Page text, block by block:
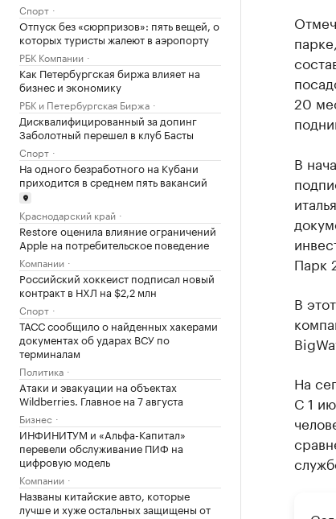
Спорт
Отпуск без «сюрпризов»: пять вещей, о
которых туристы жалеют в аэропорту
РБК Компании
Как Петербургская биржа влияет на
бизнес и экономику
РБК и Петербургская Биржа
Дисквалифицированный за допинг
Заболотный перешел в клуб Басты
Спорт
На одного безработного на Кубани
приходится в среднем пять вакансий
Краснодарский край
Restore оценила влияние ограничений
Apple на потребительское поведение
Компании
Российский хоккеист подписал новый
контракт в НХЛ на $2,2 млн
Спорт
ТАСС сообщило о найденных хакерами
документах об ударах ВСУ по
терминалам
Политика
Атаки и эвакуации на объектах
Wildberries. Главное на 7 августа
Бизнес
ИНФИНИТУМ и «Альфа-Капитал»
перевели обслуживание ПИФ на
цифровую модель
Компании
Названы китайские авто, которые
лучше и хуже остальных защищены от
20
В
Парк
В
На
С 1